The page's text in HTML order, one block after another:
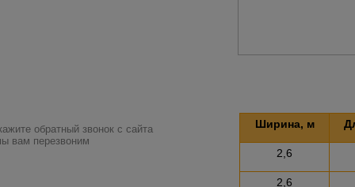
обратный звонок с сайта
вам перезвоним
Ширина, м
2,6
2,6